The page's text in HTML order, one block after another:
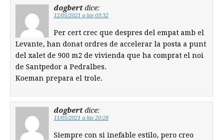
dogbert dice:
12/05/2021 a las 03:32
Per cert crec que despres del empat amb el
Levante, han donat ordres de accelerar la posta a punt
del xalet de 900 m2 de vivienda que ha comprat el noi
de Santpedor a Pedralbes.
Koeman prepara el trole.
dogbert dice:
11/05/2021 a las 20:28
Siempre con si inefable estilo, pero creo